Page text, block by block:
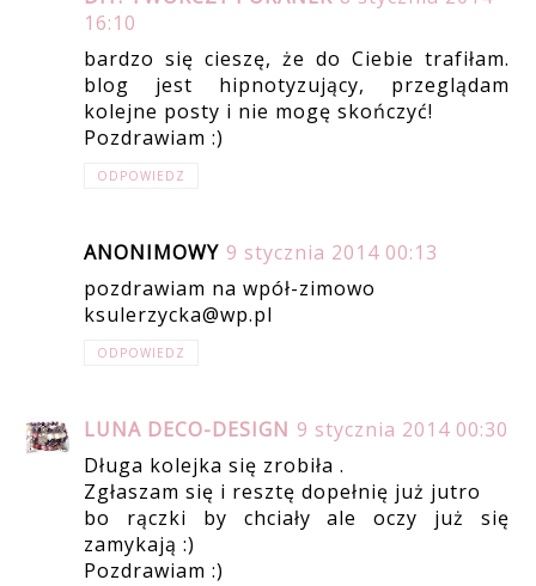
16:10
bardzo się cieszę, że do Ciebie trafiłam.
blog jest hipnotyzujący, przeglądam
kolejne posty i nie mogę skończyć!
Pozdrawiam :)
ODPOWIEDZ
ANONIMOWY 9 stycznia 2014 00:13
pozdrawiam na wpół-zimowo
ksulerzycka@wp.pl
ODPOWIEDZ
LUNA DECO-DESIGN 9 stycznia 2014 00:30
Długa kolejka się zrobiła .
Zgłaszam się i resztę dopełnię już jutro
bo rączki by chciały ale oczy już się
zamykają :)
Pozdrawiam :)